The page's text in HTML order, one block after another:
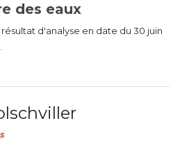
des eaux
d'analyse en date du 30 juin